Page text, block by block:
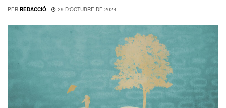
PER REDACCIÓ 29 D'OCTUBRE DE 2024